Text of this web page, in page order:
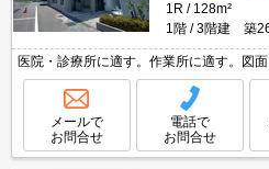
1R
128m²
1階
3階建 築
医院・診療所に適す。作業所に適す。図
先します。
メールで
お問合せ
電話で
お問合せ